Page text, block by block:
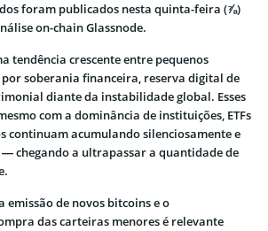
foram publicados nesta quinta-feira (⅞)
on-chain Glassnode.
tendência crescente entre pequenos
soberania financeira, reserva digital de
diante da instabilidade global. Esses
com a dominância de instituições, ETFs
continuam acumulando silenciosamente e
chegando a ultrapassar a quantidade de
emissão de novos bitcoins e o
das carteiras menores é relevante